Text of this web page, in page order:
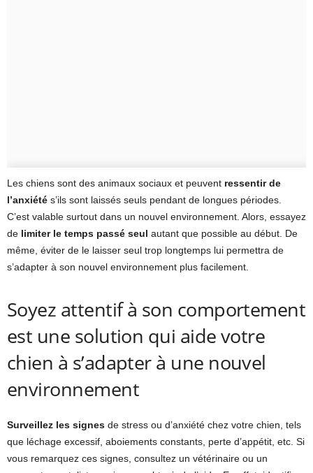
Les chiens sont des animaux sociaux et peuvent ressentir de
l’anxiété s’ils sont laissés seuls pendant de longues périodes.
C’est valable surtout dans un nouvel environnement. Alors, essayez
de limiter le temps passé seul autant que possible au début. De
même, éviter de le laisser seul trop longtemps lui permettra de
s’adapter à son nouvel environnement plus facilement.
Soyez attentif à son comportement
est une solution qui aide votre
chien à s’adapter à une nouvel
environnement
Surveillez les signes de stress ou d’anxiété chez votre chien, tels
que léchage excessif, aboiements constants, perte d’appétit, etc. Si
vous remarquez ces signes, consultez un vétérinaire ou un